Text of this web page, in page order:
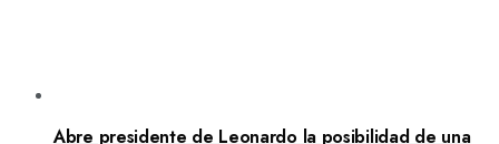
Abre presidente de Leonardo la posibilidad de una